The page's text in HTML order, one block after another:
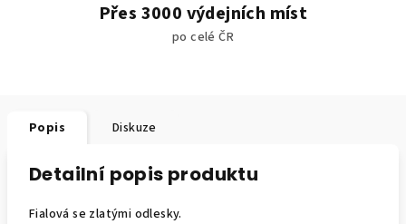
Přes 3000 výdejních míst
po celé ČR
Popis Diskuze
Detailní popis produktu
Fialová se zlatými odlesky.